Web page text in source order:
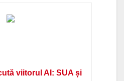
viitorul AI: SUA și